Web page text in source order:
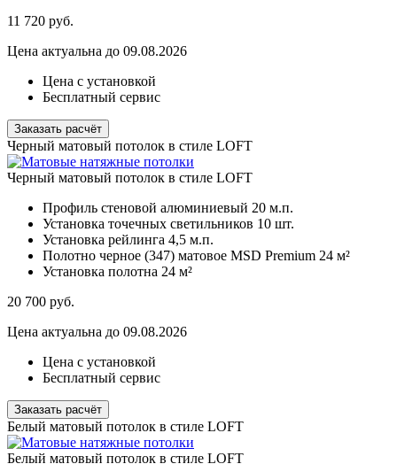
11 720 руб.
Цена актуальна до 09.08.2026
Цена с установкой
Бесплатный сервис
Заказать расчёт
Черный матовый потолок в стиле LOFT
Черный матовый потолок в стиле LOFT
Профиль стеновой алюминиевый 20 м.п.
Установка точечных светильников 10 шт.
Установка рейлинга 4,5 м.п.
Полотно черное (347) матовое MSD Premium 24 м²
Установка полотна 24 м²
20 700 руб.
Цена актуальна до 09.08.2026
Цена с установкой
Бесплатный сервис
Заказать расчёт
Белый матовый потолок в стиле LOFT
Белый матовый потолок в стиле LOFT